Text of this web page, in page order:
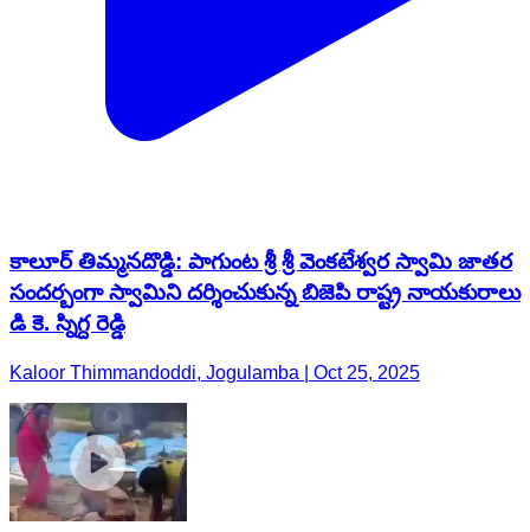
కాలూర్ తిమ్మనదొడ్డి: పాగుంట శ్రీ శ్రీ వెంకటేశ్వర స్వామి జాతర
సందర్బంగా స్వామిని దర్శించుకున్న బిజెపి రాష్ట్ర నాయకురాలు
డి కె. స్నిగ్ద రెడ్డి
Kaloor Thimmandoddi, Jogulamba | Oct 25, 2025